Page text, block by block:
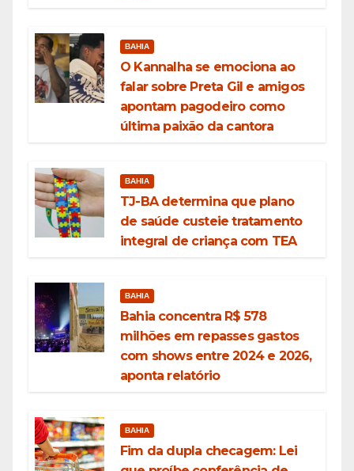
BAHIA
O Kannalha se emociona ao
falar sobre Preta Gil e amigos
apontam pagodeiro como
última paixão da cantora
BAHIA
TJ-BA determina que plano
de saúde custeie tratamento
integral de criança com TEA
BAHIA
Bahia concentra R$ 578
milhões em repasses gastos
com shows entre 2024 e 2026,
aponta relatório
BAHIA
Fim da dupla checagem: Lei